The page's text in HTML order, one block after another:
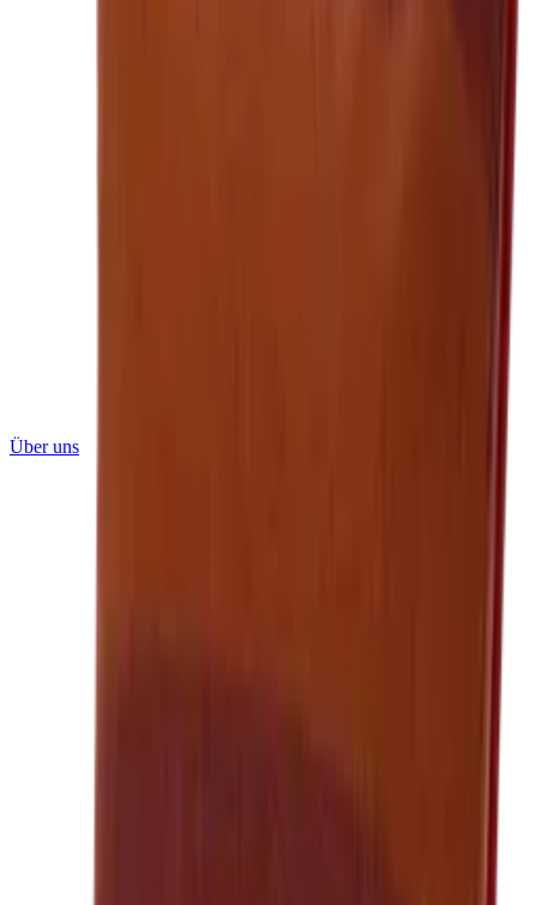
Über uns